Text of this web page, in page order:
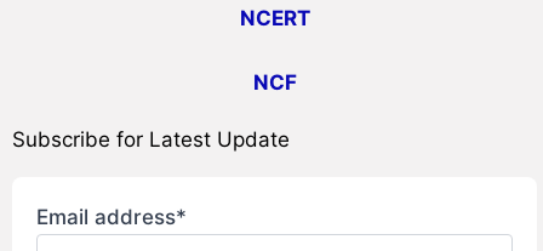
NCERT
NCF
Subscribe for Latest Update
Email address*